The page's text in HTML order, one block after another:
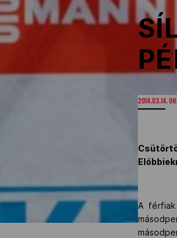
2014.03.14.
A